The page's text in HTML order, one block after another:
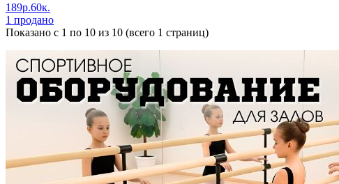
189р.60к.
1 продано
Показано с 1 по 10 из 10 (всего 1 страниц)